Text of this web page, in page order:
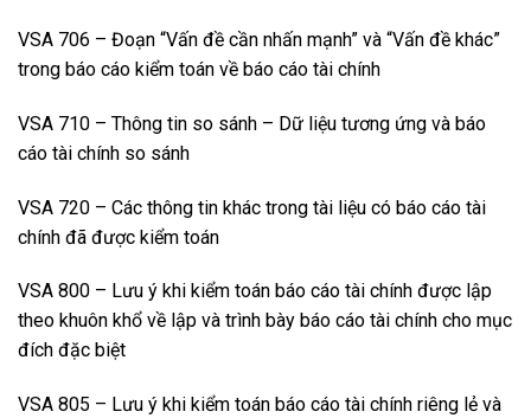
VSA 706 – Đoạn “Vấn đề cần nhấn mạnh” và “Vấn đề khác”
trong báo cáo kiểm toán về báo cáo tài chính
VSA 710 – Thông tin so sánh – Dữ liệu tương ứng và báo
cáo tài chính so sánh
VSA 720 – Các thông tin khác trong tài liệu có báo cáo tài
chính đã được kiểm toán
VSA 800 – Lưu ý khi kiểm toán báo cáo tài chính được lập
theo khuôn khổ về lập và trình bày báo cáo tài chính cho mục
đích đặc biệt
VSA 805 – Lưu ý khi kiểm toán báo cáo tài chính riêng lẻ và